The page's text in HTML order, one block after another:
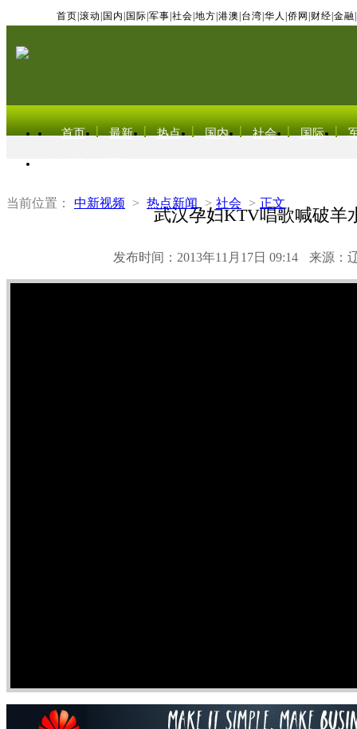
首页 滚动 国内 国际 军事 社会 地方 港澳 台湾 华人 侨网 财经 金融
首页 最新 热点 国内 社会 国际
当前位置： 中新视频 > 热点新闻 > 社会 > 正文
武汉孕妇KTV唱歌喊破羊
发布时间：2013年11月17日 09:14 来源：